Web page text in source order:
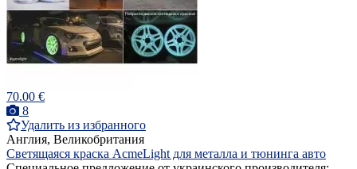
70.00 €
8
Удалить из избранного
Англия, Великобритания
Светящаяся краска AcmeLight для металла и тюнинга авто